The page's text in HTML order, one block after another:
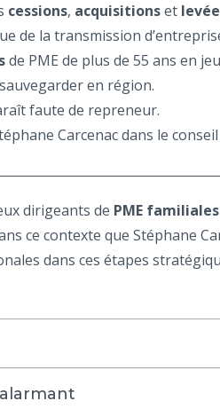
cessions, acquisitionset
de la transmission
de PME de plus de 55 ans en
en région.
faute de repreneur.
Carcenac dans le
dirigeants de PME familiales
ce contexte que Stéphane
dans ces étapes